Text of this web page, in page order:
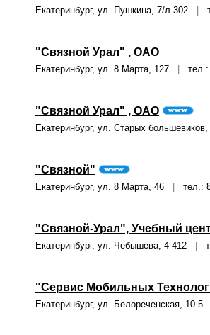
Екатеринбург, ул. Пушкина, 7/л-302
"Связной Урал" , ОАО
Екатеринбург, ул. 8 Марта, 127 тел.:
"Связной Урал" , ОАО
Екатеринбург, ул. Старых
"Связной"
Екатеринбург, ул. 8 Марта, 46 тел.:
"Связной-Урал", Учебный
Екатеринбург, ул. Чебышева, 4-412
"Сервис Мобильных
Екатеринбург, ул. Белореченская, 10-5